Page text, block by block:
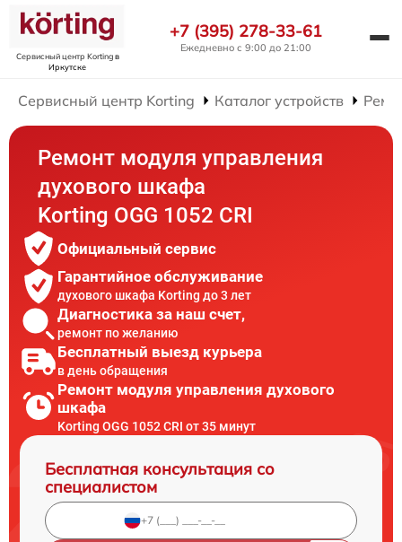
Сервисный центр Kortingв
Иркутске
+7 (395) 278-33-61
Ежедневно с 9:00 до 21:00
Сервисный центр Korting Каталог устройств
Ремонт модуля управления
духового шкафа
Korting OGG 1052 CRI
Официальный сервис
Гарантийное обслуживание
духового шкафа Korting до 3 лет
Диагностика за наш счет,
ремонт по желанию
Бесплатный выезд курьера
в день обращения
Ремонт модуля управления духового
шкафа
Korting OGG 1052 CRI от 35 минут
Бесплатная консультация со
специалистом